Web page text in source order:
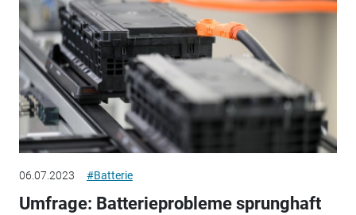
06.07.2023 #Batterie
Umfrage: Batterieprobleme sprunghaft